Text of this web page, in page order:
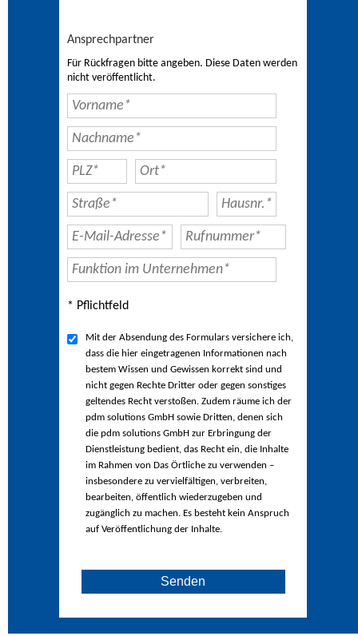
Ansprechpartner
Für Rückfragen bitte angeben. Diese Daten werden
nicht veröffentlicht.
* Pflichtfeld
Mit der Absendung des Formulars versichere ich,
dass die hier eingetragenen Informationen nach
bestem Wissen und Gewissen korrekt sind und
nicht gegen Rechte Dritter oder gegen sonstiges
geltendes Recht verstoßen. Zudem räume ich der
pdm solutions GmbH sowie Dritten, denen sich
die pdm solutions GmbH zur Erbringung der
Dienstleistung bedient, das Recht ein, die Inhalte
im Rahmen von Das Örtliche zu verwenden –
insbesondere zu vervielfältigen, verbreiten,
bearbeiten, öffentlich wiederzugeben und
zugänglich zu machen. Es besteht kein Anspruch
auf Veröffentlichung der Inhalte.
Senden